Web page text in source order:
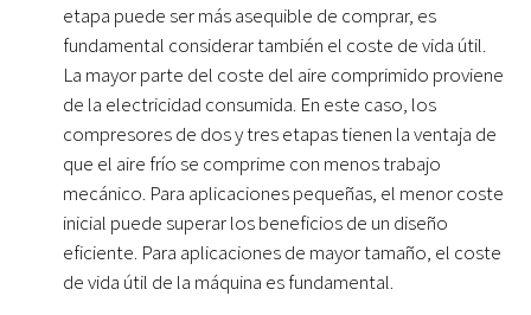
etapa puede ser más asequible de comprar, es
fundamental considerar también el coste de vida útil.
La mayor parte del coste del aire comprimido proviene
de la electricidad consumida. En este caso, los
compresores de dos y tres etapas tienen la ventaja de
que el aire frío se comprime con menos trabajo
mecánico. Para aplicaciones pequeñas, el menor coste
inicial puede superar los beneficios de un diseño
eficiente. Para aplicaciones de mayor tamaño, el coste
de vida útil de la máquina es fundamental.